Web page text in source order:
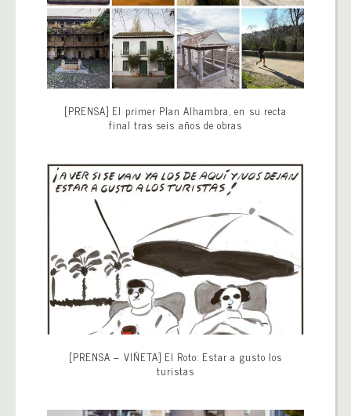
[PRENSA] El primer Plan Alhambra, en su recta
final tras seis años de obras
[PRENSA – VIÑETA] El Roto: Estar a gusto los
turistas